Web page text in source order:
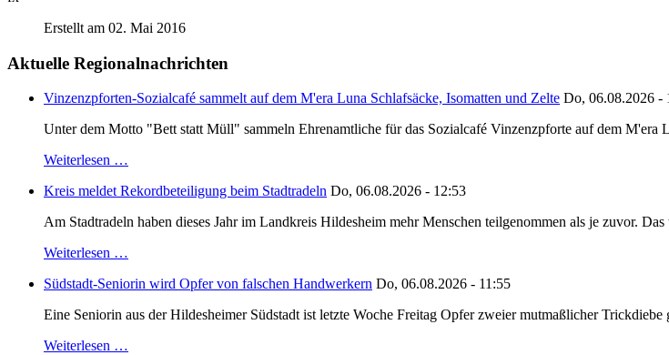
Erstellt am 02. Mai 2016
Aktuelle Regionalnachrichten
Vinzenzpforten-Sozialcafé sammelt auf dem M'era Luna Schlafsäcke, Isomatten und Zelte Do, 06.08.2026 -
Unter dem Motto "Bett statt Müll" sammeln Ehrenamtliche für das Sozialcafé Vinzenzpforte auf dem M'era
Weiterlesen …
Kreis meldet Rekordbeteiligung beim Stadtradeln Do, 06.08.2026 - 12:53
Am Stadtradeln haben dieses Jahr im Landkreis Hildesheim mehr Menschen teilgenommen als je zuvor.
Weiterlesen …
Südstadt-Seniorin wird Opfer von falschen Handwerkern Do, 06.08.2026 - 11:55
Eine Seniorin aus der Hildesheimer Südstadt ist letzte Woche Freitag Opfer zweier mutmaßlicher
Weiterlesen …